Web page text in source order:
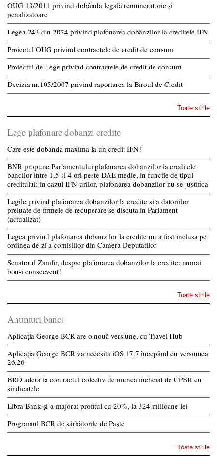
OUG 13/2011 privind dobânda legală remuneratorie și
penalizatoare
Legea 243 din 2024 privind plafonarea dobânzilor la creditele IFN
Proiectul OUG privind contractele de credit de consum
Proiectul de Lege privind contractele de credit de consum
Decizia nr.105/2007 privind raportarea la Biroul de Credit
Toate stirile
Lege plafonare dobanzi credite
Care este dobanda maxima la un credit IFN?
BNR propune Parlamentului plafonarea dobanzilor la creditele
bancilor intre 1,5 si 4 ori peste DAE medie, in functie de tipul
creditului; in cazul IFN-urilor, plafonarea dobanzilor nu se justifica
Legile privind plafonarea dobanzilor la credite si a datoriilor
preluate de firmele de recuperare se discuta in Parlament
(actualizat)
Legea privind plafonarea dobanzilor la credite nu a fost inclusa pe
ordinea de zi a comisiilor din Camera Deputatilor
Senatorul Zamfir, despre plafonarea dobanzilor la credite: numai
bou-i consecvent!
Toate stirile
Anunturi banci
Aplicația George BCR are o nouă versiune, cu Travel Hub
Aplicația George BCR va necesita iOS 17.7 începând cu versiunea
26.26
BRD aderă la contractul colectiv de muncă încheiat de CPBR cu
sindicatele
Libra Bank și-a majorat profitul cu 20%, la 324 milioane lei
Programul BCR de sărbătorile de Paște
Toate stirile